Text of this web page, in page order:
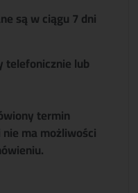
są w ciągu 7 dni
telefonicznie lub
termin
ma możliwości